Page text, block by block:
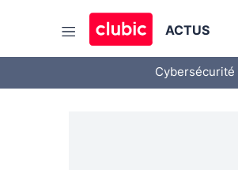
ACTUS
Cybersécurité